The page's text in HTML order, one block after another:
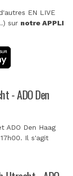
EN LIVE
sur notre APPLI
- ADO Den
ADO Den Haag
Il s'agit